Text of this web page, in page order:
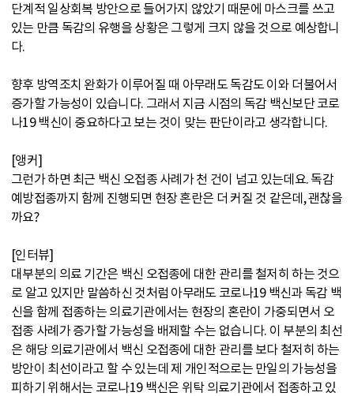
단계적 일상회복 방안으로 들어가지 않았기 때문에 마스크를 쓰고
있는 만큼 독감의 유행을 상황은 그렇게 크지 않을 것으로 예상합니
다.
향후 방역조치 완화가 이루어질 때 아무래도 독감도 이와 더불어서
증가할 가능성이 있습니다. 그래서 지금 시점의 독감 백신보단 코로
나19 백신이 중요하다고 보는 것이 맞는 판단이라고 생각합니다.
[앵커]
그런가 하면 최근 백신 오접종 사례가 천 건이 넘고 있는데요. 독감
예방접종까지 함께 진행되면 현장 혼란은 더 커질 것 같은데, 괜찮을
까요?
[인터뷰]
대부분의 의료 기간은 백신 오접종에 대한 관리를 철저히 하는 것으
로 알고 있지만 말씀하신 것처럼 아무래도 코로나19 백신과 독감 백
신을 함께 접종하는 의료기관에서는 현장의 혼란이 가중되면서 오
접종 사례가 증가할 가능성을 배제할 수는 없습니다. 이 부분의 최선
은 해당 의료기관에서 백신 오접종에 대한 관리를 보다 철저히 하는
방안이 최선이라고 할 수 있는데 제 개인적으로는 만일의 가능성을
피하기 위해서는 코로나19 백신은 위탁 의료기관에서 접종하고 있